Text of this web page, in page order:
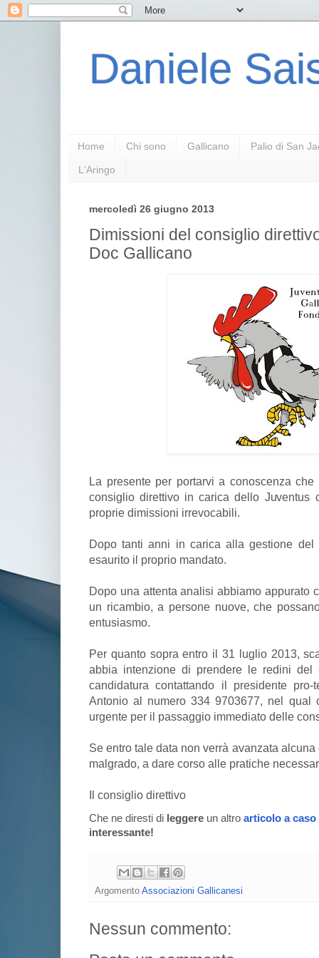
Daniele
Home Chi sono Gallicano Palio di San
L'Aringo
mercoledì 26 giugno 2013
Dimissioni del consiglio
Doc Gallicano
La presente per portarvi a conoscenza
consiglio direttivo in carica dello Juventus
proprie dimissioni irrevocabili.
Dopo tanti anni in carica alla gestione
esaurito il proprio mandato.
Dopo una attenta analisi abbiamo appurato
un ricambio, a persone nuove, che
entusiasmo.
Per quanto sopra entro il 31 luglio 2013,
abbia intenzione di prendere le redini del
candidatura contattando il presidente pro-
Antonio al numero 334 9703677, nel qual
urgente per il passaggio immediato delle
Se entro tale data non verrà avanzata
malgrado, a dare corso alle pratiche
Il consiglio direttivo
Che ne diresti di leggere un altro articolo a caso
interessante!
Argomento Associazioni Gallicanesi
Nessun commento: